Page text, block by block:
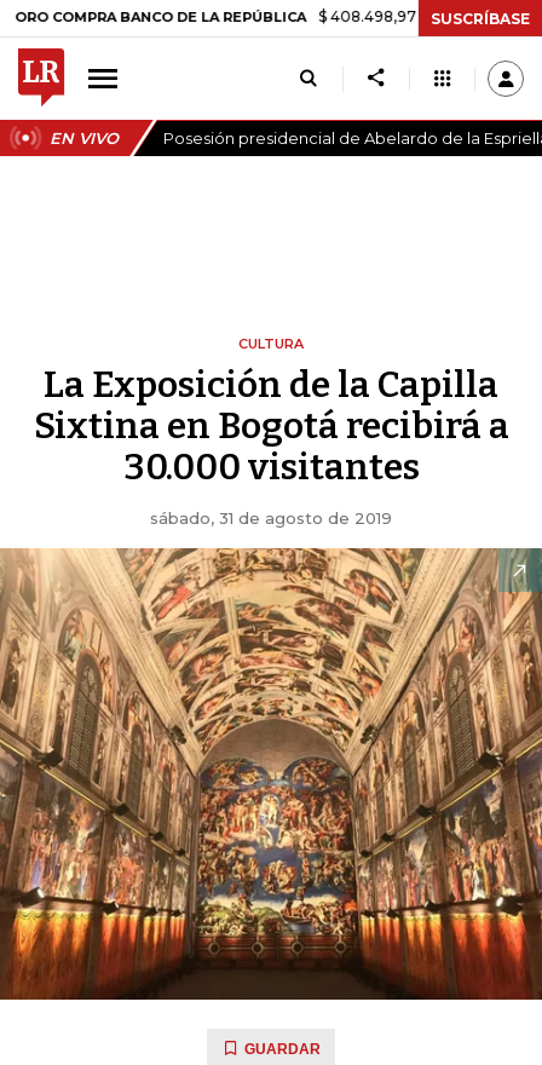
BANCO DE LA REPÚBLICA $ 408.498,97 +$ 8.753,81 +2,19%
SUSCRÍBASE
EN VIVO Posesión presidencial de Abelardo de la
CULTURA
La Exposición de la Capilla
Sixtina en Bogotá recibirá a
30.000 visitantes
sábado, 31 de agosto de 2019
GUARDAR